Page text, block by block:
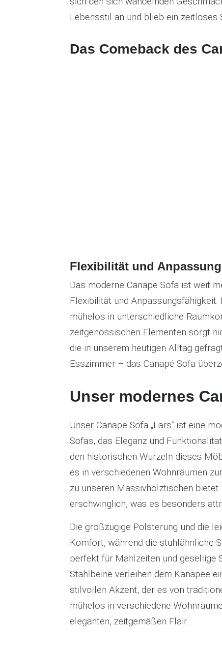
Lebensstil an und blieb ein zeitloses
Das Comeback des
Flexibilität und
Das moderne Canape Sofa ist weit
Flexibilität und
mühelos in unterschiedliche
zeitgenössischen Elementen sorgt
die in unserem heutigen Alltag
Esszimmer – das Canapé Sofa
Unser modernes
Unser Canape Sofa „Lars“ ist eine
Sofas, das Eleganz und
den historischen Wurzeln dieses
es in verschiedenen Wohnräumen
zu unseren Massivholztischen
erschwinglich, was es besonders
Die großzügige Polsterung und die
Komfort, während die stuhlähnliche
perfekt für Mahlzeiten und gesellige
Stahlbeine verleihen dem Kanapee
stilvollen Akzent, der es von
mühelos in verschiedene
eleganten, zeitgemäßen Flair.